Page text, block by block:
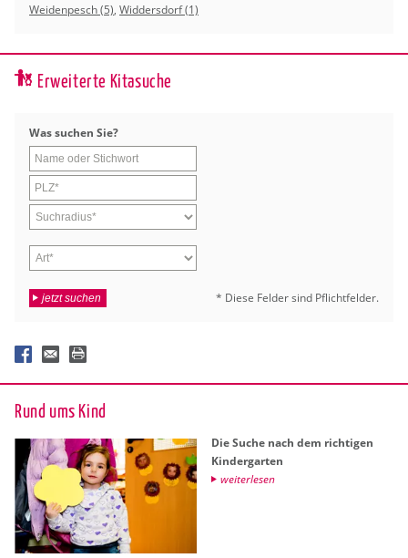
Weidenpesch (5), Widdersdorf (1)
Erweiterte Kitasuche
Was su­chen Sie?
jetzt suchen * Diese Fel­der sind Pflicht­fel­der.
Rund ums Kind
Die Suche nach dem rich­ti­gen
Kin­der­gar­ten
wei­ter­le­sen